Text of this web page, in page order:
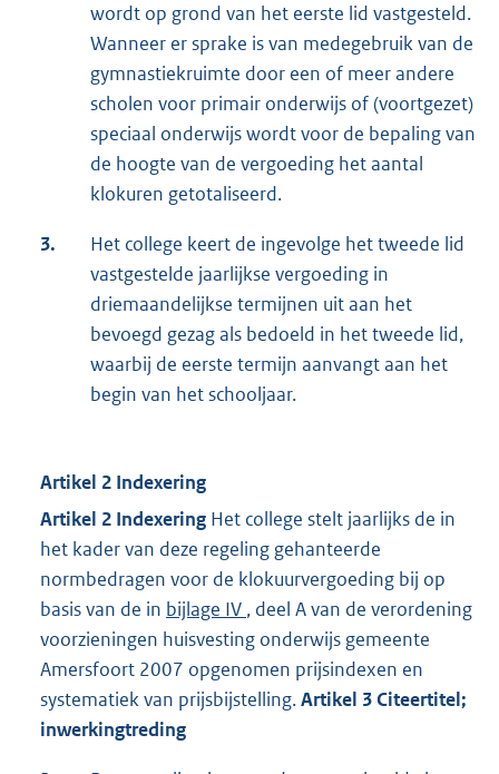
wordt op grond van het eerste lid vastgesteld.
Wanneer er sprake is van medegebruik van de
gymnastiekruimte door een of meer andere
scholen voor primair onderwijs of (voortgezet)
speciaal onderwijs wordt voor de bepaling van
de hoogte van de vergoeding het aantal
klokuren getotaliseerd.
3.
Het college keert de ingevolge het tweede lid
vastgestelde jaarlijkse vergoeding in
driemaandelijkse termijnen uit aan het
bevoegd gezag als bedoeld in het tweede lid,
waarbij de eerste termijn aanvangt aan het
begin van het schooljaar.
Artikel 2 Indexering
Artikel 2 Indexering Het college stelt jaarlijks de in
het kader van deze regeling gehanteerde
normbedragen voor de klokuurvergoeding bij op
basis van de in bijlage IV , deel A van de verordening
voorzieningen huisvesting onderwijs gemeente
Amersfoort 2007 opgenomen prijsindexen en
systematiek van prijsbijstelling.Artikel 3 Citeertitel;
inwerkingtreding